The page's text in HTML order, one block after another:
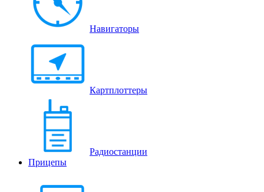
Навигаторы
Картплоттеры
Радиостанции
Прицепы